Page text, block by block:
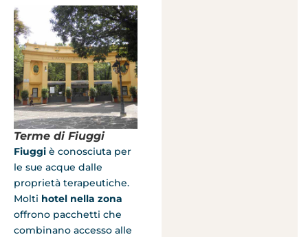
Terme di Fiuggi
Fiuggi è conosciuta per
le sue acque dalle
proprietà terapeutiche.
Molti hotel nella zona
offrono pacchetti che
combinano accesso alle